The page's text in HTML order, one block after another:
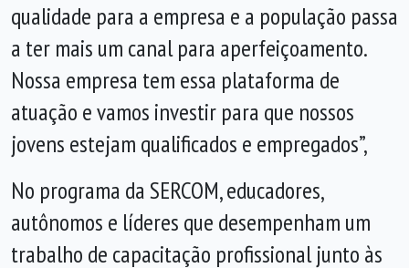
qualidade para a empresa e a população passa
a ter mais um canal para aperfeiçoamento.
Nossa empresa tem essa plataforma de
atuação e vamos investir para que nossos
jovens estejam qualificados e empregados”,
No programa da SERCOM, educadores,
autônomos e líderes que desempenham um
trabalho de capacitação profissional junto às